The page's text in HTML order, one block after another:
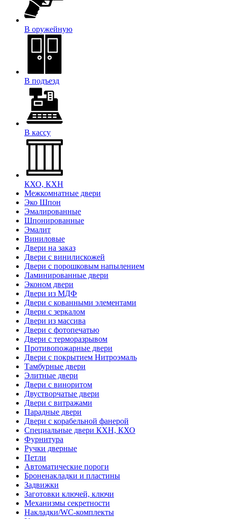
В оружейную
В подъезд
В кассу
КХО, КХН
Межкомнатные двери
Эко Шпон
Эмалированные
Шпонированные
Эмалит
Виниловые
Двери на заказ
Двери с винилискожей
Двери с порошковым напылением
Ламинированные двери
Эконом двери
Двери из МДФ
Двери с кованными элементами
Двери с зеркалом
Двери из массива
Двери с фотопечатью
Двери с терморазрывом
Противопожарные двери
Двери с покрытием Нитроэмаль
Тамбурные двери
Элитные двери
Двери с виноритом
Двустворчатые двери
Двери с витражами
Парадные двери
Двери с корабельной фанерой
Специальные двери КХН, КХО
Фурнитура
Ручки дверные
Петли
Автоматические пороги
Броненакладки и пластины
Задвижки
Заготовки ключей, ключи
Механизмы секретности
Накладки/WC-комплекты